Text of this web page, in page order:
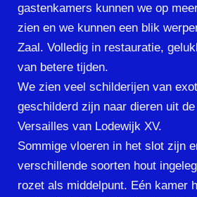
gastenkamers kunnen we op
zien en we kunnen een blik
Zaal. Volledig in restauratie,
van betere tijden.
We zien veel schilderijen van
geschilderd zijn naar dieren uit
Versailles van Lodewijk XV.
Sommige vloeren in het slot zijn
verschillende soorten hout
rozet als middelpunt. Eén kamer